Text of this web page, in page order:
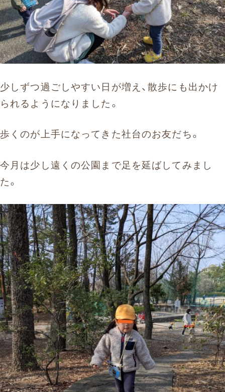
愛知県外の方はこちら052-262-9671
少しずつ過ごしやすい日が増え、散歩にも出かけ
られるようになりました。
歩くのが上手になってきた社台のお友だち。
今月は少し遠くの公園まで足を延ばしてみまし
た。